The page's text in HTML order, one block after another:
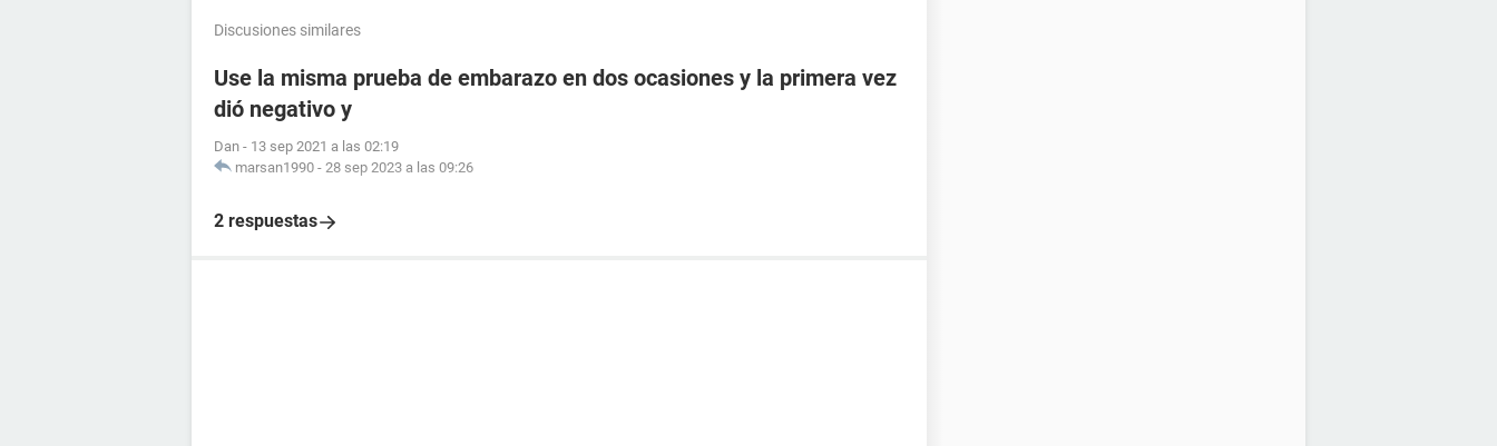
Discusiones similares
Use la misma prueba de embarazo en dos ocasiones y la primera vez
dió negativo y
Dan - 13 sep 2021 a las 02:19
marsan1990 - 28 sep 2023 a las 09:26
2 respuestas